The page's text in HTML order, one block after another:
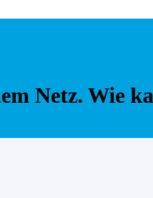
Netz. Wie